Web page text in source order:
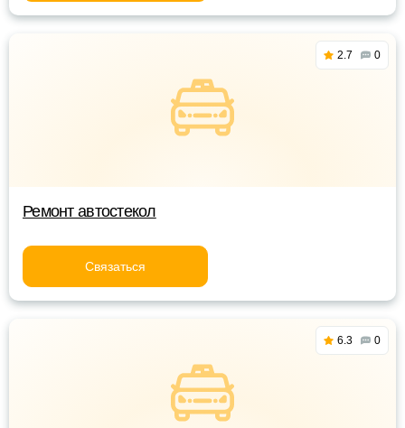
2.7 0
Ремонт автостекол
Связаться
6.3 0